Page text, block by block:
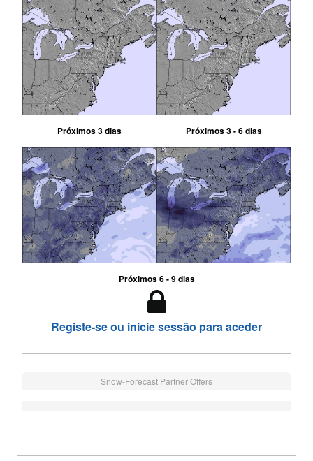
Próximos 3 dias Próximos 3 - 6 dias
Próximos 6 - 9 dias
Registe-se ou inicie sessão para aceder
Snow-Forecast Partner Offers